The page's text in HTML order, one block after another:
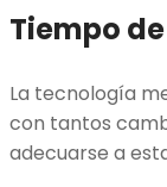
Tiempo
La tecnología
con tantos
adecuarse a